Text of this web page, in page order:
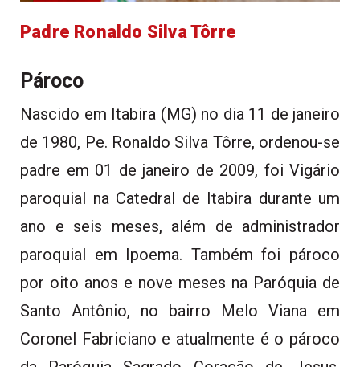
Padre Ronaldo Silva Tôrre
Pároco
Nascido em Itabira (MG) no dia 11 de janeiro
de 1980, Pe. Ronaldo Silva Tôrre, ordenou-se
padre em 01 de janeiro de 2009, foi Vigário
paroquial na Catedral de Itabira durante um
ano e seis meses, além de administrador
paroquial em Ipoema. Também foi pároco
por oito anos e nove meses na Paróquia de
Santo Antônio, no bairro Melo Viana em
Coronel Fabriciano e atualmente é o pároco